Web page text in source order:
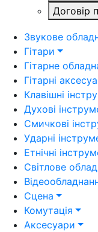
Договір
Звукове
Гітари
Гітарне
Гітарні
Клавішні
Духові
Смичкові
Ударні
Етнічні
Світлове
Сцена
Комутація
Аксесуари